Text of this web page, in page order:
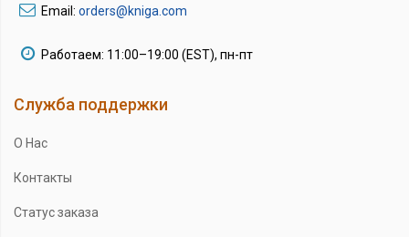
Email: orders@kniga.com
Работаем: 11:00–19:00 (EST), пн-пт
Служба поддержки
О Нас
Контакты
Статус заказа